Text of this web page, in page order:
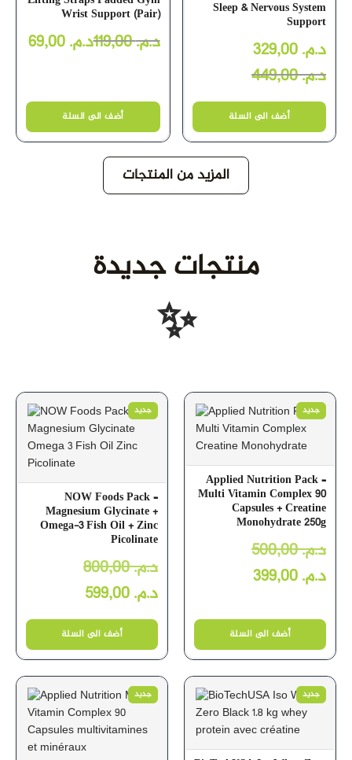
Wrist Support (Pair)
د.م.69,00 د.م.119,00
أضف الى السلة
Sleep & Nervous System
Support
د.م.
د.م.449,00
أضف الى السلة
المزيد من المنتجات
منتجات جديدة
✨
جديد
NOW Foods Pack –
Magnesium Glycinate +
Omega-3 Fish Oil + Zinc
Picolinate
د.م.800,00
د.م.
أضف الى السلة
جديد
Applied Nutrition Pack –
Multi Vitamin Complex 90
Capsules + Creatine
Monohydrate 250g
د.م.500,00
د.م.
أضف الى السلة
جديد جديد